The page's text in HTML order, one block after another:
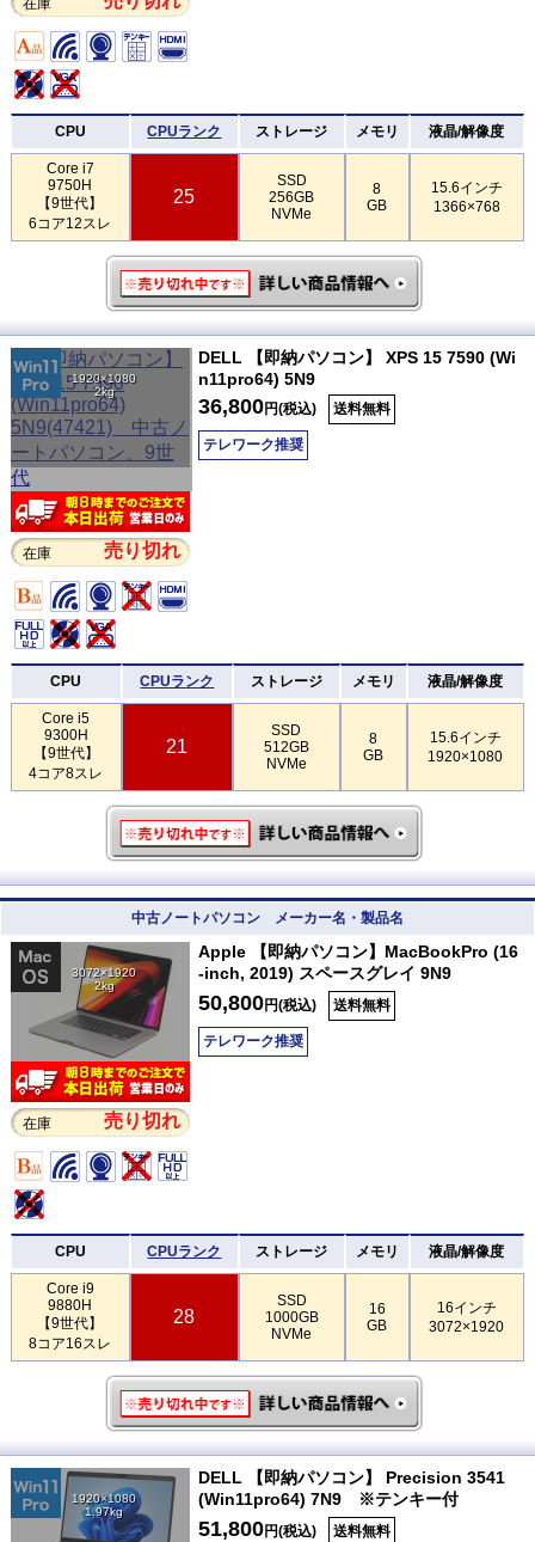
CPU CPUランク ストレージ メモリ 液晶/解像度
Core i7
9750H
【9世代】
6コア12スレ
25
SSD
256GB
NVMe
8
GB
15.6インチ
1366×768
1920×1080
2kg
在庫 売り切れ
DELL 【即納パソコン】 XPS 15 7590 (Wi
n11pro64) 5N9
36,800円(税込) 送料無料
テレワーク推奨
CPU CPUランク ストレージ メモリ 液晶/解像度
Core i5
9300H
【9世代】
4コア8スレ
21
SSD
512GB
NVMe
8
GB
15.6インチ
1920×1080
中古ノートパソコン メーカー名・製品名
3072×1920
2kg
在庫 売り切れ
Apple 【即納パソコン】MacBookPro (16
-inch, 2019) スペースグレイ 9N9
50,800円(税込) 送料無料
テレワーク推奨
CPU CPUランク ストレージ メモリ 液晶/解像度
Core i9
9880H
【9世代】
8コア16スレ
28
SSD
1000GB
NVMe
16
GB
16インチ
3072×1920
1920×1080
1.97kg
DELL 【即納パソコン】 Precision 3541
(Win11pro64) 7N9 ※テンキー付
51,800円(税込) 送料無料